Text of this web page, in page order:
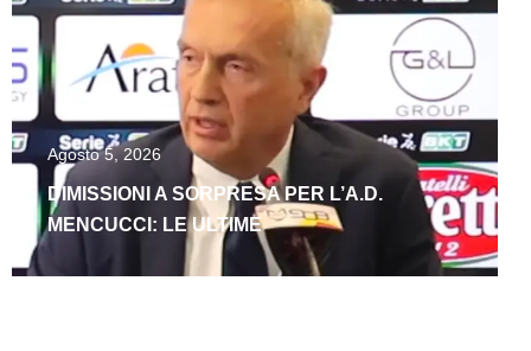
Agosto 5, 2026
DIMISSIONI A SORPRESA PER L’A.D.
MENCUCCI: LE ULTIME